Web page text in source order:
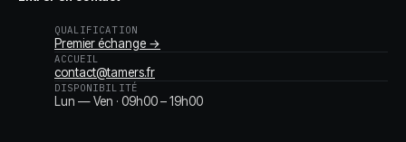
QUALIFICATION
Premier échange →
ACCUEIL
contact@tamers.fr
DISPONIBILITÉ
Lun — Ven · 09h00 – 19h00